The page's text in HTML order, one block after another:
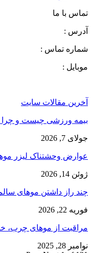
تماس با ما
آدرس :
شماره تماس :
موبایل :
آخرین مقالات سایت
بیمه ورزشی چیست و چرا
جولای 7, 2026
عوارض وحشتناک لیزر
ژوئن 14, 2026
چند راز داشتن موهای
فوریه 22, 2026
مراقبت از موهای چرب،
نوامبر 28, 2025